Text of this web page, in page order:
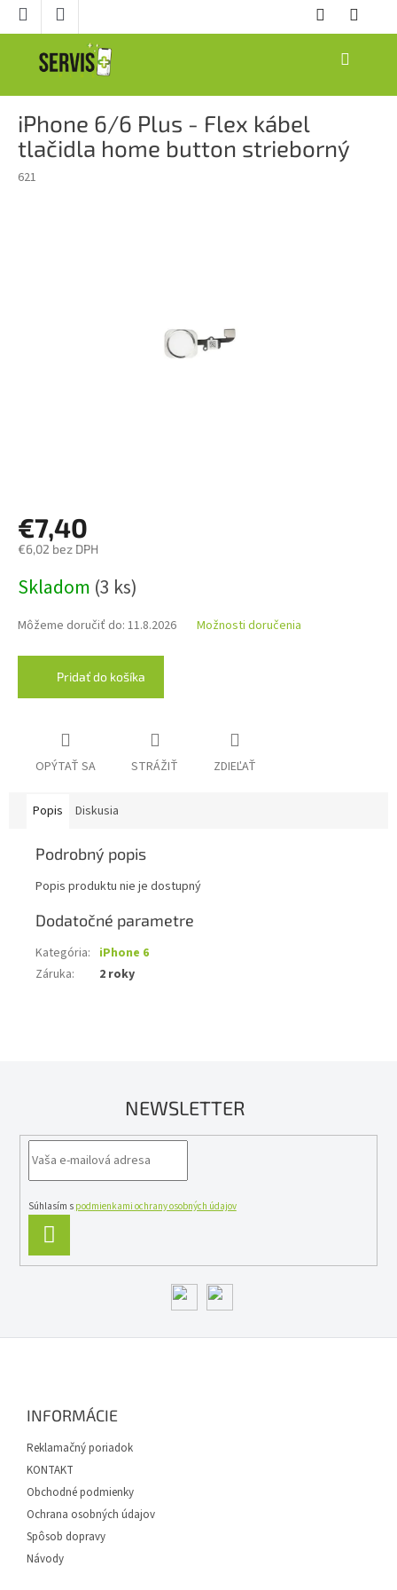
Prejsť
NÁKUPNÝ
iPhone 6/6 Plus - Flex kábel
tlačidla home button strieborný
621
€7,40
€6,02 bez DPH
cena:
Skladom (3 ks)
Môžeme doručiť do: 11.8.2026 Možnosti doručenia
Pridať do košíka
OPÝTAŤ SA STRÁŽIŤ ZDIEĽAŤ
Popis Diskusia
Podrobný popis
Popis produktu nie je dostupný
Dodatočné parametre
Kategória: iPhone 6
Záruka: 2 roky
NEWSLETTER
Súhlasím s podmienkami ochrany osobných údajov
SA
INFORMÁCIE
Reklamačný poriadok
KONTAKT
Obchodné podmienky
Ochrana osobných údajov
Spôsob dopravy
Návody